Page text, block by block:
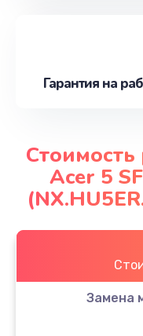
Гарантия на
Стоимость
Acer 5
Замена